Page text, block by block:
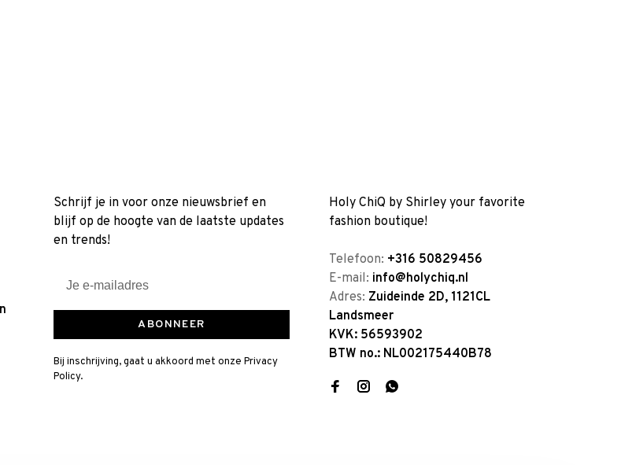
Schrijf je in voor onze nieuwsbrief en
blijf op de hoogte van de laatste updates
en trends!
ABONNEER
Bij inschrijving, gaat u akkoord met onze Privacy
Policy.
Holy ChiQ by Shirley your favorite
fashion boutique!
Telefoon: +316 50829456
E-mail: info@holychiq.nl
Adres: Zuideinde 2D, 1121CL
Landsmeer
KVK: 56593902
BTW no.: NL002175440B78